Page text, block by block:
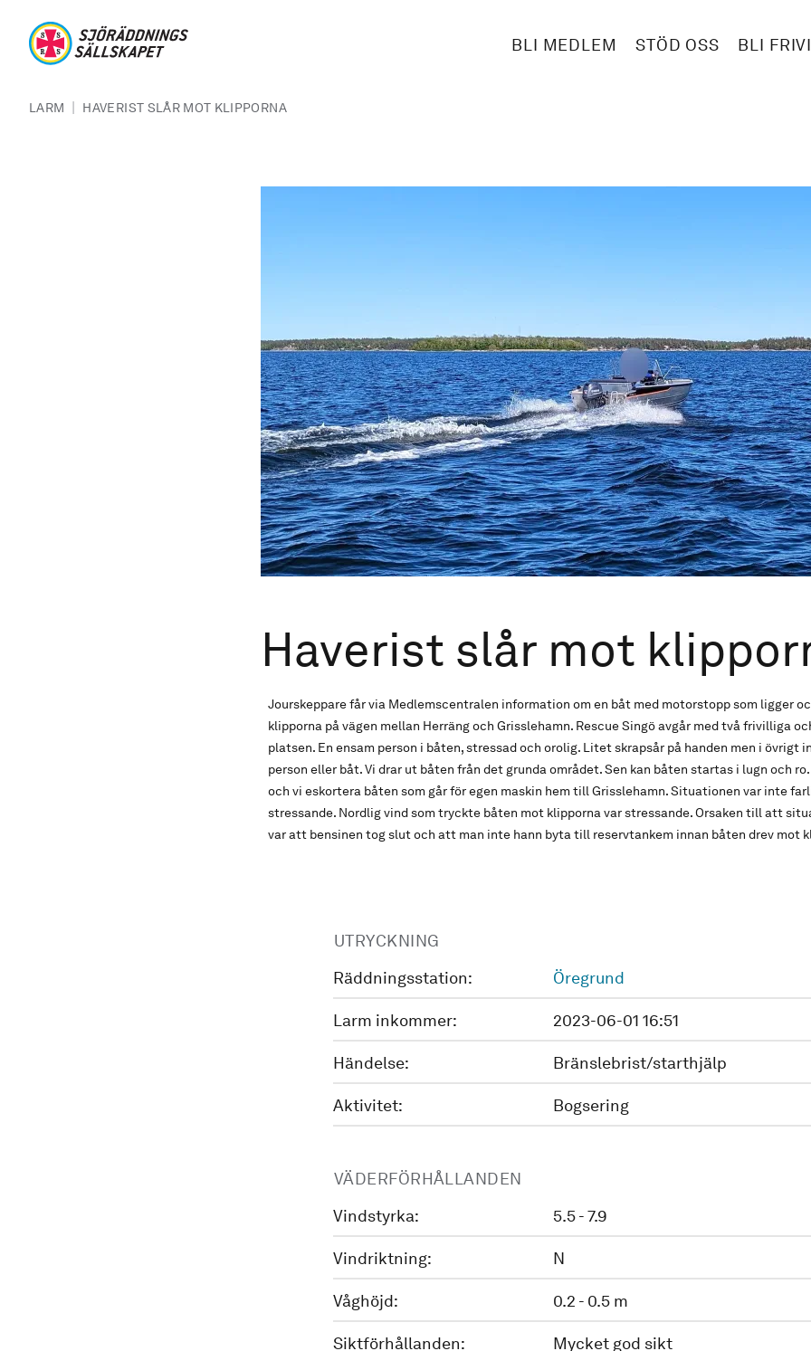
BLI MEDLEM STÖD OSS BLI
LARM | HAVERIST SLÅR MOT KLIPPORNA
Haverist slår mot
Jourskeppare får via Medlemscentralen information om en båt med motorstopp som ligger
klipporna på vägen mellan Herräng och Grisslehamn. Rescue Singö avgår med två frivilliga
platsen. En ensam person i båten, stressad och orolig. Litet skrapsår på handen men i övrigt
person eller båt. Vi drar ut båten från det grunda området. Sen kan båten startas i lugn och
och vi eskortera båten som går för egen maskin hem till Grisslehamn. Situationen var inte
stressande. Nordlig vind som tryckte båten mot klipporna var stressande. Orsaken till att
var att bensinen tog slut och att man inte hann byta till reservtankem innan båten drev mot
UTRYCKNING
Räddningsstation:
Öregrund
Larm inkommer: 2023-06-01 16:51
Händelse: Bränslebrist/starthjälp
Aktivitet: Bogsering
VÄDERFÖRHÅLLANDEN
Vindstyrka:
5.5 - 7.9
Vindriktning: N
Våghöjd: 0.2 - 0.5 m
Siktförhållanden: Mycket god sikt